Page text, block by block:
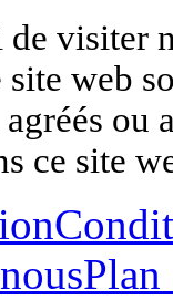
visiter
web
ce site
Plan